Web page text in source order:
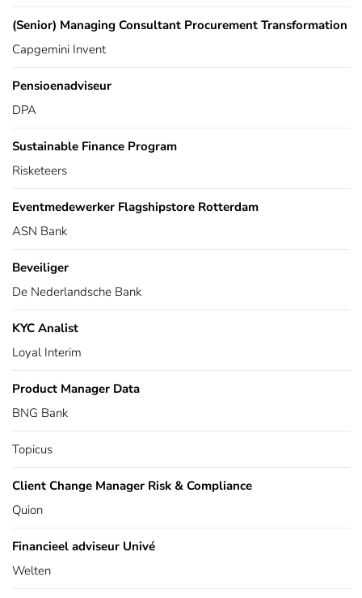
(Senior) Managing Consultant Procurement Transformation
Capgemini Invent
Pensioenadviseur
DPA
Sustainable Finance Program
Risketeers
Eventmedewerker Flagshipstore Rotterdam
ASN Bank
Beveiliger
De Nederlandsche Bank
KYC Analist
Loyal Interim
Product Manager Data
BNG Bank
Topicus
Client Change Manager Risk & Compliance
Quion
Financieel adviseur Univé
Welten